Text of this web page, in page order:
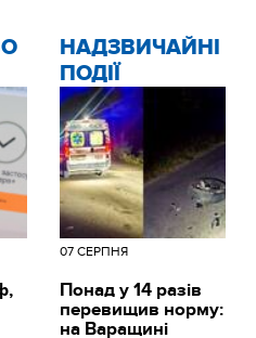
НАДЗВИЧАЙНІ
ПОДІЇ
07 СЕРПНЯ
Понад у 14 разів
перевищив норму:
на Варащині